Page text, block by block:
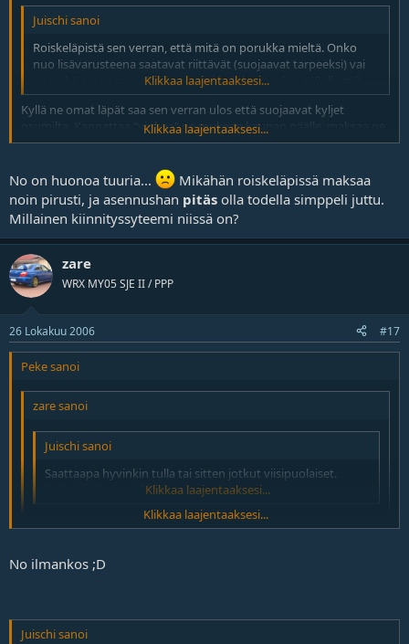
Juischi sanoi
Roiskeläpistä sen verran, että mitä on porukka mieltä. Onko
nuo lisävarusteena saatavat riittävät (suojaavat tarpeeksi) vai
pitäisikö ostaa muualta, kuten esim Aaki on tehnyt (Ralliart)?
Klikkaa laajentaaksesi...
Kyllä ne omat läpät saa sen verran ulos että suojaavat kyljet
osumilta. Kannattaa "vinkua" ne mukaan kaupan päälle, maksaa ne
kuitenkin yli 200e+asennus jos ei itse laita. Enempi testirupeama
evon takakulmaan ja evo lähti hinausauton lavetilla pajalle. Ehtihän
sillä kuukauden ajella, nyt arviolta 2 kuukautta huollossa
Klikkaa laajentaaksesi...
No on huonoa tuuria...
Mikähän roiskeläpissä maksaa
noin pirusti, ja asennushan pitäs olla todella simppeli juttu.
Millainen kiinnityssyteemi niissä on?
zare
WRX MY05 SJE II / PPP
26 Lokakuu 2006 #17
Peke sanoi
zare sanoi
Juischi sanoi
Saattaapa hyvinkin tulla tai sitten jotkut viisipuolaiset.
Kultaiset kumminkin..Klikkaa laajentaaksesi...
Juischilla on asenne kohdallaan, niin vanteiden kuin autonkin
Klikkaa laajentaaksesi...
No ilmankos ;D
Juischi sanoi